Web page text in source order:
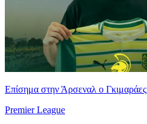
Επίσημα στην Άρσεναλ ο Γκιμαράες
Premier League